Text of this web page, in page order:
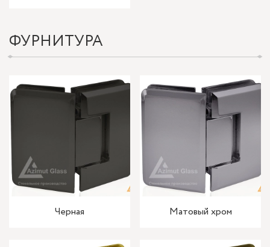
ФУРНИТУРА
Черная Матовый хром